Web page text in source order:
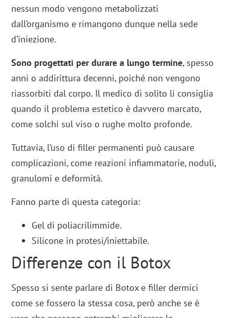
nessun modo vengono metabolizzati
dall’organismo e rimangono dunque nella sede
d’iniezione.
Sono progettati per durare a lungo termine, spesso
anni o addirittura decenni, poiché non vengono
riassorbiti dal corpo. Il medico di solito li consiglia
quando il problema estetico è davvero marcato,
come solchi sul viso o rughe molto profonde.
Tuttavia, l’uso di filler permanenti può causare
complicazioni, come reazioni infiammatorie, noduli,
granulomi e deformità.
Fanno parte di questa categoria:
Gel di poliacrilimmide.
Silicone in protesi/iniettabile.
Differenze con il Botox
Spesso si sente parlare di Botox e filler dermici
come se fossero la stessa cosa, però anche se è